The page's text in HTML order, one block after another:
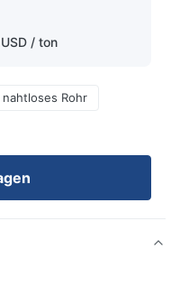
/ ton
nahtloses Rohr